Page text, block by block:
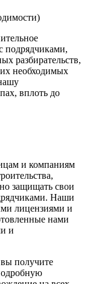
подрядчиками,
разбирательств,
необходимых
вплоть до
и компаниям
защищать свои
Наши
лицензиями и
нами
и
получите